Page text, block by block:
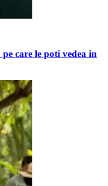
care le poti vedea in